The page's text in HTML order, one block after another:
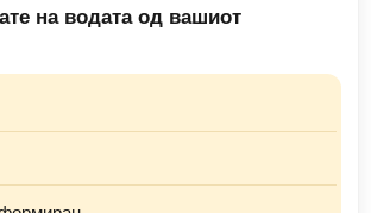
на водата од вашиот